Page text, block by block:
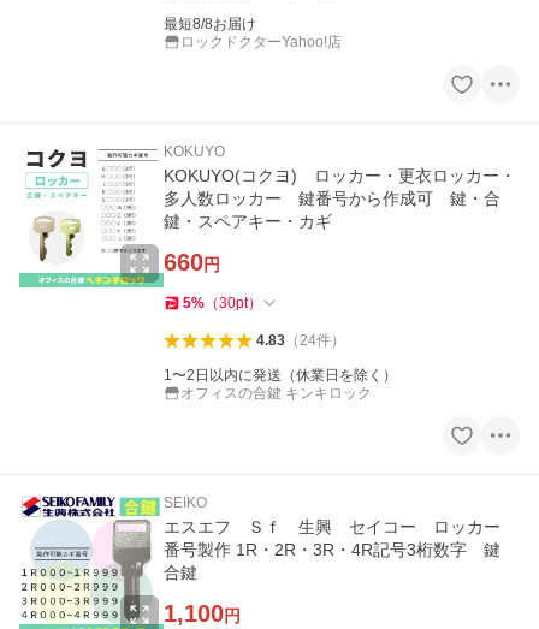
最短8/8お届け
ロックドクターYahoo!店
KOKUYO
KOKUYO(コクヨ) ロッカー・更衣ロッカー・
多人数ロッカー 鍵番号から作成可 鍵・合
鍵・スペアキー・カギ
660円
5% （30pt）
4.83（24件）
1〜2日以内に発送（休業日を除く）
オフィスの合鍵 キンキロック
SEIKO
エスエフ Ｓｆ 生興 セイコー ロッカー
番号製作 1R・2R・3R・4R記号3桁数字 鍵
合鍵
1,100円